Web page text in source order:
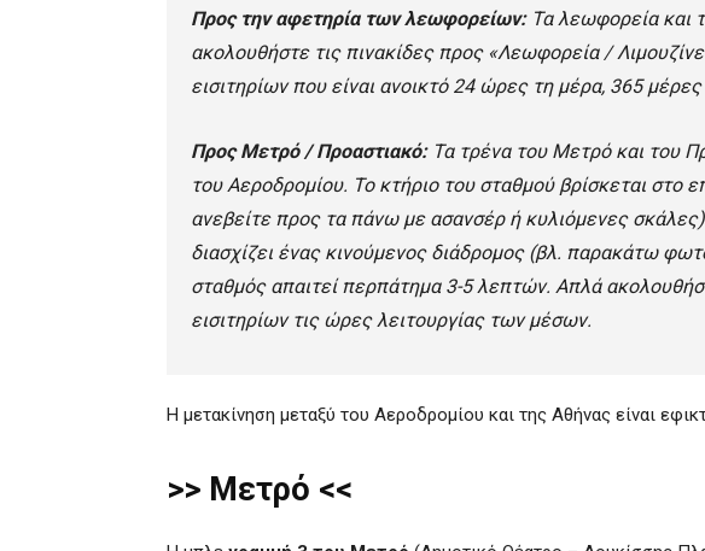
Προς την αφετηρία των λεωφορείων: Τα λεωφορεία και
ακολουθήστε τις πινακίδες προς «Λεωφορεία /
εισιτηρίων που είναι ανοικτό 24 ώρες τη μέρα, 365
Προς Μετρό / Προαστιακό: Τα τρένα του Μετρό και του
του Αεροδρομίου. Το κτήριο του σταθμού βρίσκεται
ανεβείτε προς τα πάνω με ασανσέρ ή κυλιόμενες
διασχίζει ένας κινούμενος διάδρομος (βλ. παρακάτω
σταθμός απαιτεί περπάτημα 3-5 λεπτών. Απλά
εισιτηρίων τις ώρες λειτουργίας των μέσων.
Η μετακίνηση μεταξύ του Αεροδρομίου και της Αθήνας είναι
>> Μετρό <<